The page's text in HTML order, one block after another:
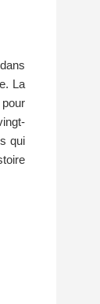
La
qui